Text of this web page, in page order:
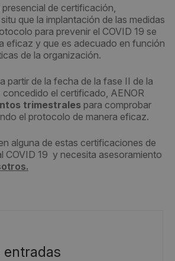
presencial de certificación,
que la implantación de las medidas
para prevenir el COVID 19 se
eficaz y que es adecuado en función
de la organización.
partir de la fecha de la fase II de la
el certificado, AENOR
trimestrales para comprobar
el protocolo de manera eficaz.
alguna de estas certificaciones de
COVID 19 y necesita asesoramiento
entradas